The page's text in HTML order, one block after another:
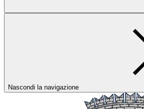
Nascondi la navigazione